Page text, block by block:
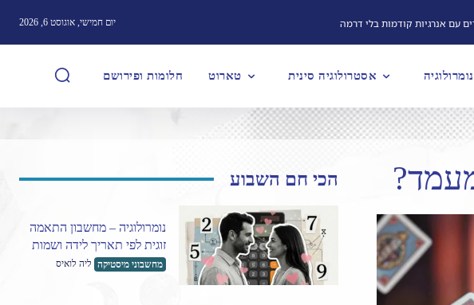
יום חמישי, אוגוסט 6, 2026 עם אנרגיות קודמות בלי דרמה
נומרולוגיה אסטרולוגיה סינית טארוט חלומות ופירושם
הכי חם השבוע
נומרולוגיה – מחשבון התאמה
זוגית לפי תאריך לידה ושמות
מחשבוני מיסטיקה ליה לואיס